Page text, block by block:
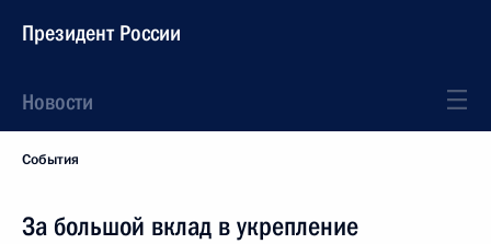
Президент России
Новости
События
За большой вклад в укрепление